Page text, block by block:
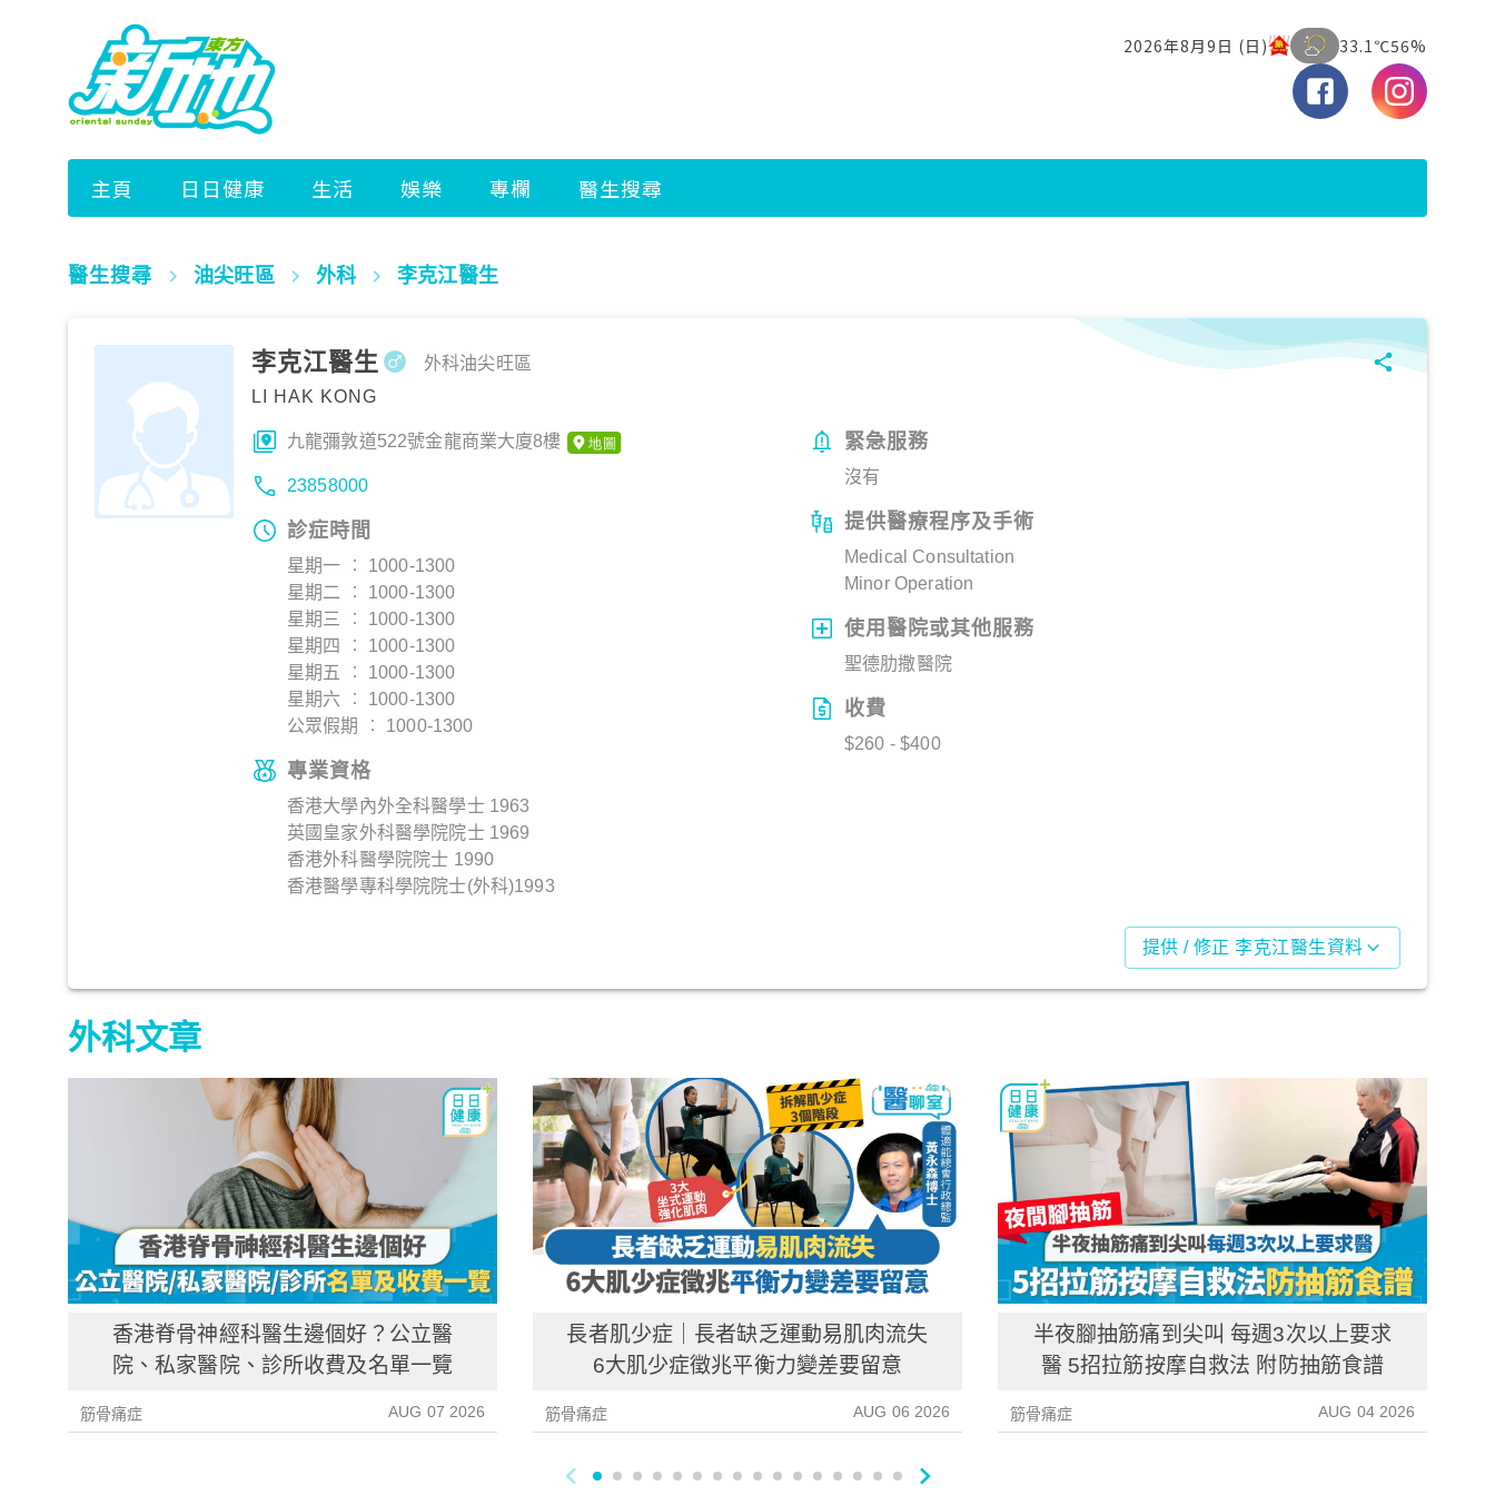
醫生搜尋 油尖旺區 外科 李克江醫生
李克江醫生
LI HAK KONG
外科油尖旺區
九龍彌敦道522號金龍商業大廈8樓
23858000
診症時間
星期一 ︰ 1000-1300
星期二 ︰ 1000-1300
星期三 ︰ 1000-1300
星期四 ︰ 1000-1300
星期五 ︰ 1000-1300
星期六 ︰ 1000-1300
公眾假期 ︰ 1000-1300
專業資格
香港大學內外全科醫學士 1963
英國皇家外科醫學院院士 1969
香港外科醫學院院士 1990
香港醫學專科學院院士(外科)1993
緊急服務
沒有
提供醫療程序及手術
Medical Consultation
Minor Operation
使用醫院或其他服務
聖德肋撒醫院
收費
$260 - $400
提供 / 修正 李克江醫生資料
外科文章
香港脊骨神經科醫生邊個好？公立醫
院、私家醫院、診所收費及名單一覽
筋骨痛症 AUG 07 2026
長者肌少症｜長者缺乏運動易肌肉流失
6大肌少症徵兆平衡力變差要留意
筋骨痛症 AUG 06 2026
半夜腳抽筋痛到尖叫 每週3次以上要求
醫 5招拉筋按摩自救法 附防抽筋食譜
筋骨痛症 AUG 04 2026